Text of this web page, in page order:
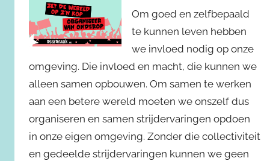
Om goed en zelfbepaald
te kunnen leven hebben
we invloed nodig op onze
omgeving. Die invloed en macht, die kunnen we
alleen samen opbouwen. Om samen te werken
aan een betere wereld moeten we onszelf dus
organiseren en samen strijdervaringen opdoen
in onze eigen omgeving. Zonder die collectiviteit
en gedeelde strijdervaringen kunnen we geen